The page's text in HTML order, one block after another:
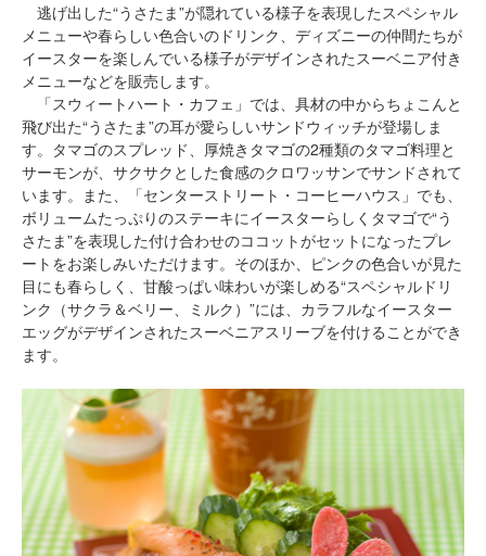
逃げ出した“うさたま”が隠れている様子を表現したスペシャル
メニューや春らしい色合いのドリンク、ディズニーの仲間たちが
イースターを楽しんでいる様子がデザインされたスーベニア付き
メニューなどを販売します。
「スウィートハート・カフェ」では、具材の中からちょこんと
飛び出た“うさたま”の耳が愛らしいサンドウィッチが登場しま
す。タマゴのスプレッド、厚焼きタマゴの2種類のタマゴ料理と
サーモンが、サクサクとした食感のクロワッサンでサンドされて
います。また、「センターストリート・コーヒーハウス」でも、
ボリュームたっぷりのステーキにイースターらしくタマゴで“う
さたま”を表現した付け合わせのココットがセットになったプレ
ートをお楽しみいただけます。そのほか、ピンクの色合いが見た
目にも春らしく、甘酸っぱい味わいが楽しめる“スペシャルドリ
ンク（サクラ＆ベリー、ミルク）”には、カラフルなイースター
エッグがデザインされたスーベニアスリーブを付けることができ
ます。